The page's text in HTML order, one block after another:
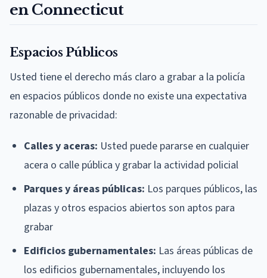
en Connecticut
Espacios Públicos
Usted tiene el derecho más claro a grabar a la policía
en espacios públicos donde no existe una expectativa
razonable de privacidad:
Calles y aceras: Usted puede pararse en cualquier
acera o calle pública y grabar la actividad policial
Parques y áreas públicas: Los parques públicos, las
plazas y otros espacios abiertos son aptos para
grabar
Edificios gubernamentales: Las áreas públicas de
los edificios gubernamentales, incluyendo los